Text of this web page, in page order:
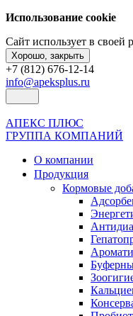
Использование cookie
Сайт использует в своей
Хорошо, закрыть
+7 (812) 676-12-14
info@apeksplus.ru
АПЕКС ПЛЮС
ГРУППА КОМПАНИЙ
О компании
Продукция
Кормовые